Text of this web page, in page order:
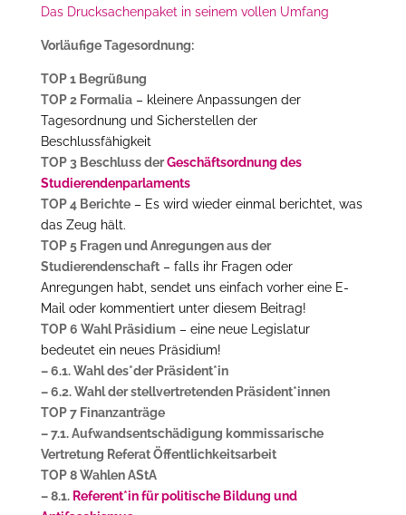
Das Drucksachenpaket in seinem vollen Umfang
Vorläufige Tagesordnung:
TOP 1 Begrüßung
TOP 2 Formalia– kleinere Anpassungen der
Tagesordnung und Sicherstellen der
Beschlussfähigkeit
TOP 3 Beschluss derGeschäftsordnung des
Studierendenparlaments
TOP 4 Berichte– Es wird wieder einmal berichtet, was
das Zeug hält.
TOP 5 Fragen und Anregungen aus der
Studierendenschaft– falls ihr Fragen oder
Anregungen habt, sendet uns einfach vorher eine E-
Mail oder kommentiert unter diesem Beitrag!
TOP 6 Wahl Präsidium– eine neue Legislatur
bedeutet ein neues Präsidium!
– 6.1. Wahl des*der Präsident*in
– 6.2. Wahl der stellvertretenden Präsident*innen
TOP 7 Finanzanträge
– 7.1. Aufwandsentschädigung kommissarische
Vertretung Referat Öffentlichkeitsarbeit
TOP 8 Wahlen AStA
– 8.1. Referent*in für politische Bildung und